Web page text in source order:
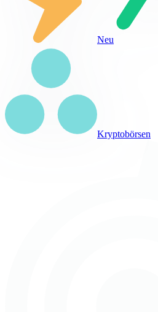
Neu
Kryptobörsen